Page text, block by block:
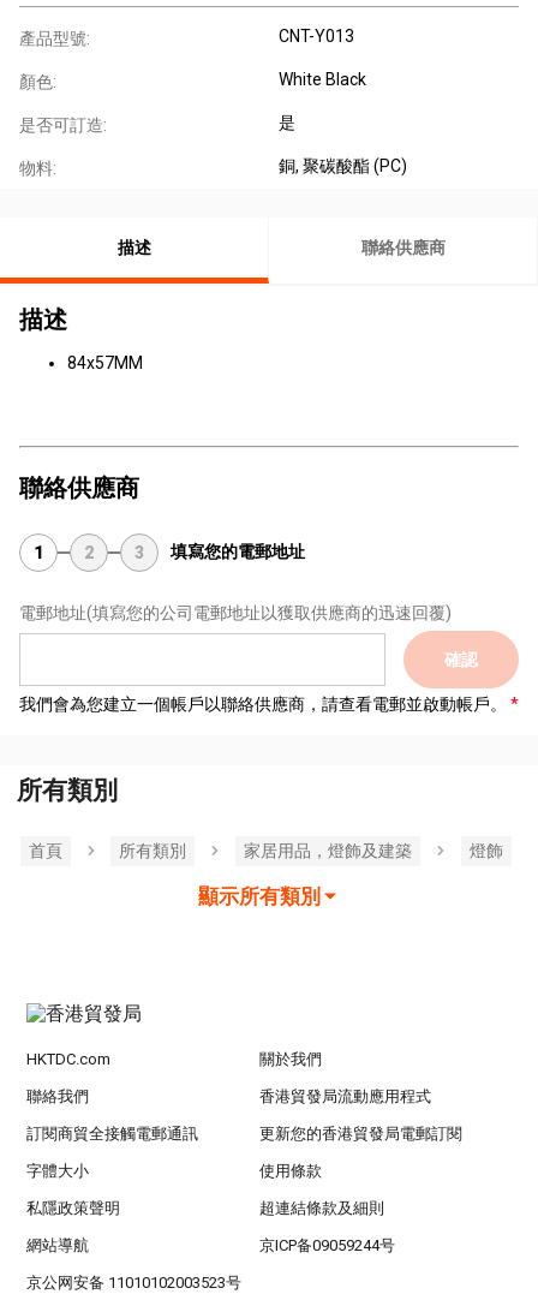
產品型號: CNT-Y013
顏色: White Black
是否可訂造: 是
物料: 銅, 聚碳酸酯 (PC)
描述 聯絡供應商
描述
84x57MM
聯絡供應商
1 2 3 填寫您的電郵地址
電郵地址(填寫您的公司電郵地址以獲取供應商的迅速回覆)
確認
我們會為您建立一個帳戶以聯絡供應商，請查看電郵並啟動帳戶。
所有類別
首頁 所有類別 家居用品，燈飾及建築 燈飾
顯示所有類別
HKTDC.com 關於我們
聯絡我們 香港貿發局流動應用程式
訂閱商貿全接觸電郵通訊 更新您的香港貿發局電郵訂閱
字體大小 使用條款
私隱政策聲明 超連結條款及細則
網站導航 京ICP备09059244号
京公网安备 11010102003523号